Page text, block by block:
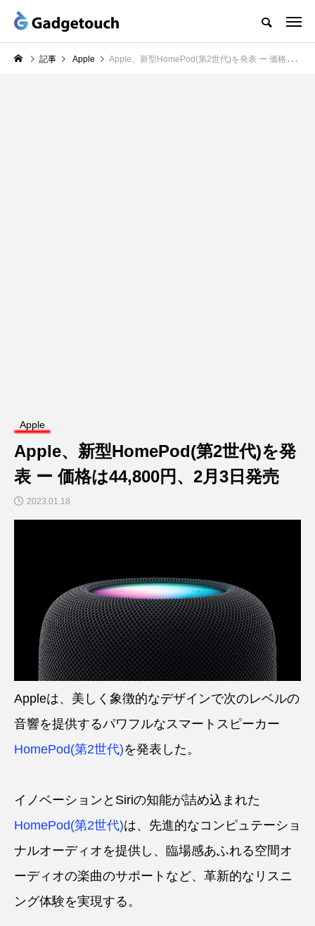
記事 Apple Apple、新型HomePod(第2世代)を発表 ー 価格は44,800円、2月3日発売
Apple
Apple、新型HomePod(第2世代)を発
表 ー 価格は44,800円、2月3日発売
2023.01.18
Appleは、美しく象徴的なデザインで次のレベルの
音響を提供するパワフルなスマートスピーカー
HomePod(第2世代)を発表した。
イノベーションとSiriの知能が詰め込まれた
HomePod(第2世代)は、先進的なコンピュテーショ
ナルオーディオを提供し、臨場感あふれる空間オ
ーディオの楽曲のサポートなど、革新的なリスニ
ング体験を実現する。